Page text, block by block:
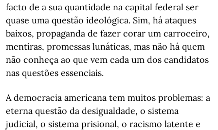
facto de a sua quantidade na capital federal ser
quase uma questão ideológica. Sim, há ataques
baixos, propaganda de fazer corar um carroceiro,
mentiras, promessas lunáticas, mas não há quem
não conheça ao que vem cada um dos candidatos
nas questões essenciais.
A democracia americana tem muitos problemas: a
eterna questão da desigualdade, o sistema
judicial, o sistema prisional, o racismo latente e